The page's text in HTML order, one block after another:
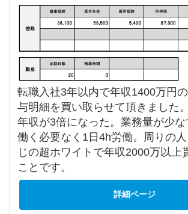
転職入社3年以内で年収1400万円
与明細を買い取らせて頂きました
年収が3倍になった。業務量が少な
働く必要なく1日4h労働。周りの
じの超ホワイトで年収2000万以上
ことです。
詳細ページ